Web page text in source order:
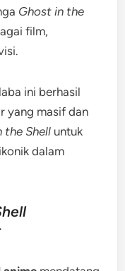
Ghost in the
film,
ini berhasil
yang masif dan
the Shell untuk
dalam